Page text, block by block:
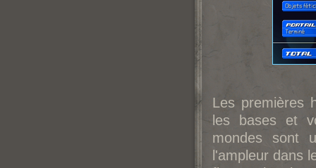
Les premières
les bases et
mondes sont
l'ampleur dans